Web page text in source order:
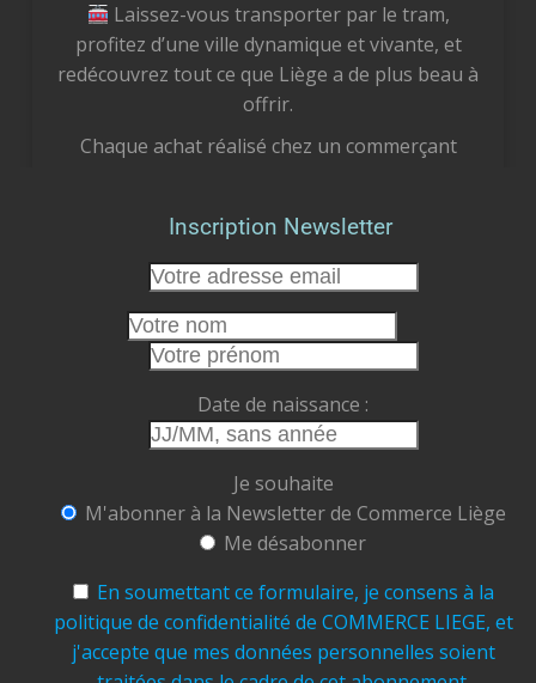
Laissez-vous transporter par le tram,
profitez d’une ville dynamique et vivante, et
redécouvrez tout ce que Liège a de plus beau à
offrir.
Chaque achat réalisé chez un commerçant
des hommes passionnés, vous préservez des
emplois et vous participez à faire vivre le cœur
de notre cité.
Cet été, faisons le choix de la proximité.
Faisons vivre nos commerces.
Faisons rayonner Liège.
Commerce Liège ASBL
Ensemble, soutenons, valorisons et faisons
grandir notre ville.
#CommerceLiège #AchetezLocal #Liège
#CommerçantsLiégeois#CentreVille
#TramDeLiège #Terrasses#ÉtéÀLiège
#ConsommerLocal #FaitesVivreLiège
Inscription Newsletter
Date de naissance :
Je souhaite
M'abonner à la Newsletter de Commerce Liège
Me désabonner
En soumettant ce formulaire, je consens à la
politique de confidentialité de COMMERCE LIEGE, et
j'accepte que mes données personnelles soient